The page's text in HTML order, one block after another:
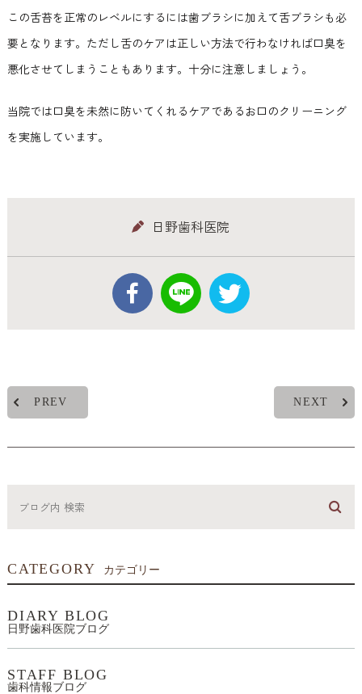
この舌苔を正常のレベルにするには歯ブラシに加えて舌ブラシも必
要となります。ただし舌のケアは正しい方法で行わなければ口臭を
悪化させてしまうこともあります。十分に注意しましょう。
当院では口臭を未然に防いてくれるケアであるお口のクリーニング
を実施しています。
日野歯科医院
PREV NEXT
CATEGORY カテゴリー
DIARY BLOG
日野歯科医院ブログ
STAFF BLOG
歯科情報ブログ